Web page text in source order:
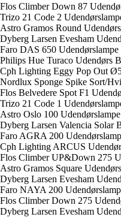
Flos Climber Down 87
Trizo 21 Code 2
Astro Gramos Round
Dyberg Larsen Evesham
Faro DAS 650
Philips Hue Turaco Udendørs
Cph Lighting Eggy Pop Out
Nordlux Sponge Spike Sort/
Flos Belvedere Spot F1
Trizo 21 Code 1
Astro Oslo 100
Dyberg Larsen Valencia Solar
Faro AGRA 200
Cph Lighting ARCUS
Flos Climber UP&Down 275
Astro Gramos Square
Dyberg Larsen Evesham
Faro NAYA 200
Flos Climber Down 275
Dyberg Larsen Evesham